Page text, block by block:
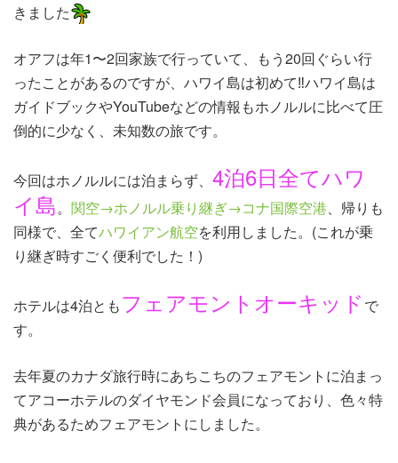
きました
オアフは年1〜2回家族で行っていて、もう20回ぐらい行
ったことがあるのですが、ハワイ島は初めて‼︎ハワイ島は
ガイドブックやYouTubeなどの情報もホノルルに比べて圧
倒的に少なく、未知数の旅です。
今回はホノルルには泊まらず、 4泊6日全てハワ
イ島。 関空→ホノルル乗り継ぎ→コナ国際空港、帰りも
同様で、全てハワイアン航空を利用しました。(これが乗
り継ぎ時すごく便利でした！)
ホテルは4泊ともフェアモントオーキッド で
す。
去年夏のカナダ旅行時にあちこちのフェアモントに泊まっ
てアコーホテルのダイヤモンド会員になっており、色々特
典があるためフェアモントにしました。